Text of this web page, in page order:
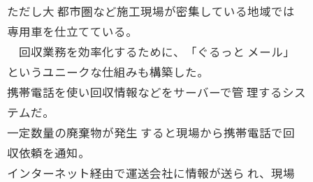
ただし大 都市圏など施工現場が密集している地域では
専用車を仕立てている。
回収業務を効率化するために、「ぐるっと メール」
というユニークな仕組みも構築した。
携帯電話を使い回収情報などをサーバーで管 理するシス
テムだ。
一定数量の廃棄物が発生 すると現場から携帯電話で回
収依頼を通知。
インターネット経由で運送会社に情報が送ら れ、現場